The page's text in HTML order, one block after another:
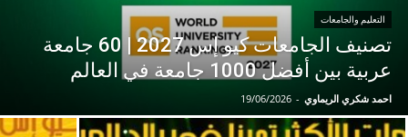
التعليم والجامعات
تصنيف الجامعات كيو إس 2027 | 60 جامعة
عربية بين أفضل 1000 جامعة في العالم
احمد شكري الريماوي -
19/06/2026